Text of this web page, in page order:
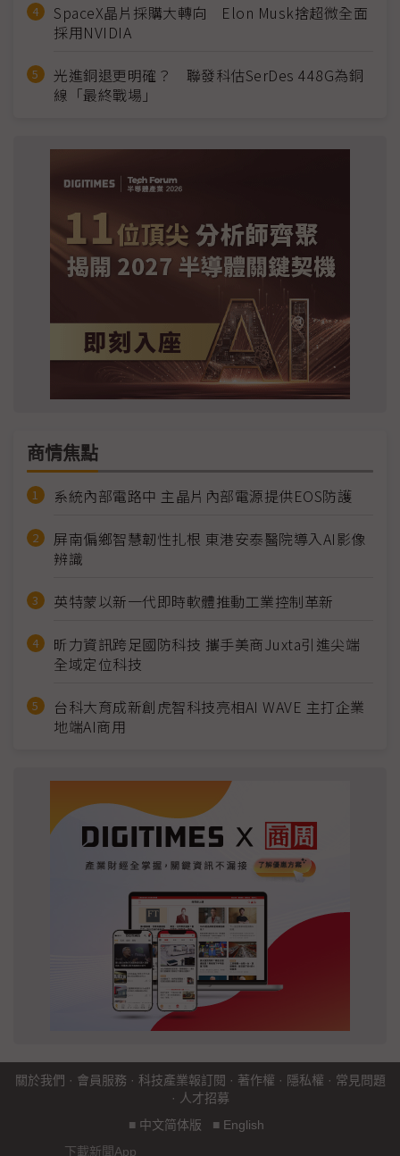
SpaceX晶片採購大轉向 Elon Musk捨超微全面
採用NVIDIA
光進銅退更明確？ 聯發科估SerDes 448G為銅
線「最終戰場」
商情焦點
系統內部電路中 主晶片內部電源提供EOS防護
屏南偏鄉智慧韌性扎根 東港安泰醫院導入AI影像
辨識
英特蒙以新一代即時軟體推動工業控制革新
昕力資訊跨足國防科技 攜手美商Juxta引進尖端
全域定位科技
台科大育成新創虎智科技亮相AI WAVE 主打企業
地端AI商用
關於我們 · 會員服務 · 科技產業報訂閱 · 著作權 · 隱私權 · 常見問題
· 人才招募
■ 中文简体版 ■ English
下載新聞App